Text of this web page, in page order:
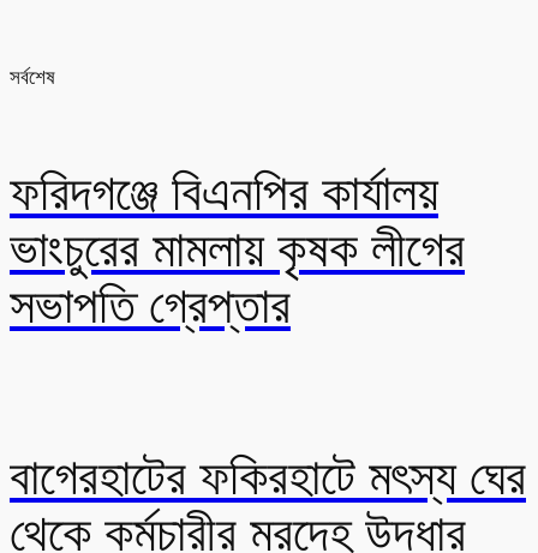
সর্বশেষ
ফরিদগঞ্জে বিএনপির কার্যালয়
ভাংচুরের মামলায় কৃষক লীগের
সভাপতি গ্রেপ্তার
বাগেরহাটের ফকিরহাটে মৎস্য ঘের
থেকে কর্মচারীর মরদেহ উদ্ধার